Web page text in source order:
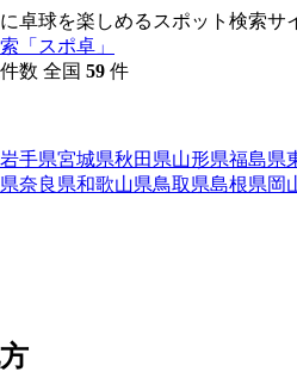
卓球を楽しめるスポット検索サ
全国 59 件
岩手県宮城県秋田県山形県福島県
奈良県和歌山県鳥取県島根県岡